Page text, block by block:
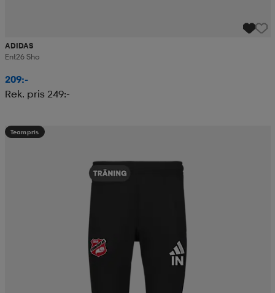
ADIDAS
Ent26 Sho
209:-
Rek. pris 249:-
Teampris